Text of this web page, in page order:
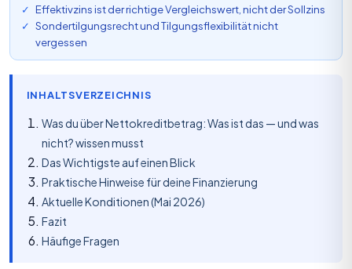
Effektivzins ist der richtige Vergleichswert, nicht der Sollzins
Sondertilgungsrecht und Tilgungsflexibilität nicht
vergessen
INHALTSVERZEICHNIS
Was du über Nettokreditbetrag: Was ist das — und was
nicht? wissen musst
Das Wichtigste auf einen Blick
Praktische Hinweise für deine Finanzierung
Aktuelle Konditionen (Mai 2026)
Fazit
Häufige Fragen